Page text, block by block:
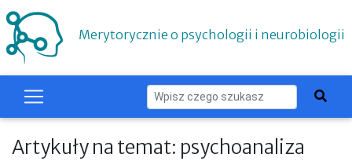
Merytorycznie o psychologii i neurobiologii
Artykuły na temat: psychoanaliza